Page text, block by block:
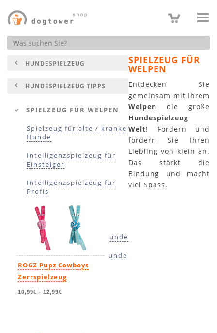
Produktsuche
HUNDESPIELZEUG
HUNDESPIELZEUG TIPPS
SPIELZEUG FÜR WELPEN
Spielzeug für alte / kranke
Hunde
Intelligenzspielzeug für
Einsteiger
Intelligenzspielzeug für
Profis
Extra robustes
Hundespielzeug
Spielzeug für kleine Hunde
Spielzeug für große Hunde
Outdoorspielzeug
Wasserspielzeug
SPIELZEUG FÜR
WELPEN
Entdecken Sie
gemeinsam mit Ihrem
Welpen die große
Hundespielzeug
Welt! Fordern und
fördern Sie Ihren
Liebling von klein an.
Das stärkt die
Bindung und macht
viel Spass.
ROGZ Pupz Cowboys
Zerrspielzeug
10,99€ - 12,99€